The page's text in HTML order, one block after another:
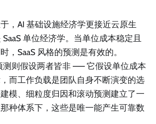
，AI 基础设施经济学更接近云原生
单位经济学。当单位成本稳定且
，SaaS 风格的预测是有效的。
测则假设两者皆非 —— 它假设单位成本
而工作负载是团队自身不断演变的选
模、细粒度归因和滚动预测建立了一
种体系下，这些是唯一能产生可靠数